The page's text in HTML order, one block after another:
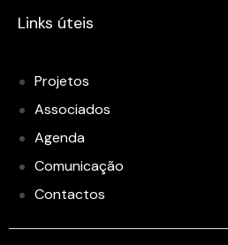
Links úteis
Projetos
Associados
Agenda
Comunicação
Contactos